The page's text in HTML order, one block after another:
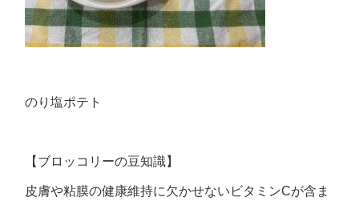
のり塩ポテト
【ブロッコリーの豆知識】
皮膚や粘膜の健康維持に欠かせないビタミンCが含ま